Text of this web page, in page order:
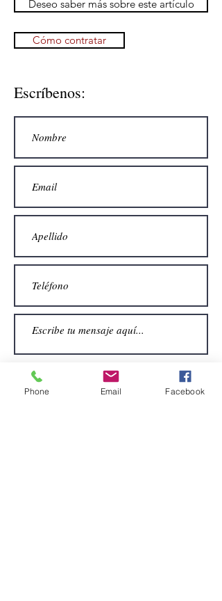
Deseo saber más sobre este artículo
Cómo contratar
Escríbenos:
Enviar
Phone Email Facebook